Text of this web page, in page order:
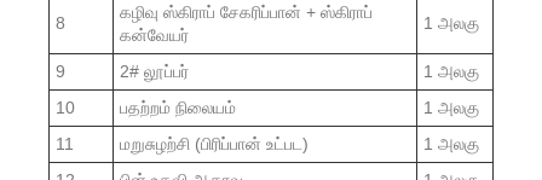
8
கழிவு ஸ்கிராப் சேகரிப்பான் + ஸ்கிராப்
கன்வேயர்
1 அலகு
9 2# லூப்பர்
1 அலகு
10
பதற்றம் நிலையம்
1 அலகு
11
மறுசுழற்சி (பிரிப்பான் உட்பட)
1 அலகு